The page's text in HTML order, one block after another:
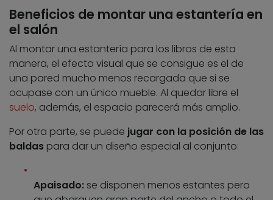
Beneficios de montar una estantería en
el salón
Al montar una estantería para los libros de esta
manera, el efecto visual que se consigue es el de
una pared mucho menos recargada que si se
ocupase con un único mueble. Al quedar libre el
suelo, además, el espacio parecerá más amplio.
Por otra parte, se puede jugar con la posición de las
baldas para dar un diseño especial al conjunto:
Apaisado: se disponen menos estantes pero